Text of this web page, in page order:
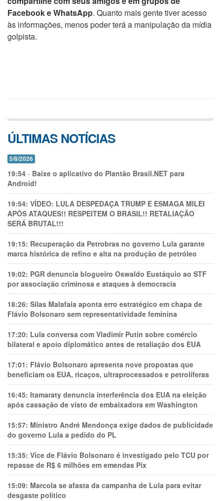
Facebook e WhatsApp. Quanto mais gente tiver acesso
às informações, menos poder terá a manipulação da mídia
golpista.
ÚLTIMAS NOTÍCIAS
5/8/2026
19:54 - Baixe o aplicativo do Plantão Brasil.NET para
Android!
19:54: VÍDEO: LULA DESPEDAÇA TRUMP E ESMAGA MILEI
APÓS ATAQUES!! RESPEITEM O BRASIL!! RETALIAÇÃO
SERÁ BRUTAL!!!
19:15: Recuperação da Petrobras no governo Lula garante
marca histórica de refino e alta na produção de petróleo
19:02: PGR denuncia blogueiro Oswaldo Eustáquio ao STF
por associação criminosa e ataques à democracia
18:26: Silas Malafaia aponta erro estratégico em chapa de
Flávio Bolsonaro sem representatividade feminina
17:20: Lula conversa com Vladimir Putin sobre comércio
bilateral e apoio diplomático antes de retaliação dos EUA
17:01: Flávio Bolsonaro apresenta nove propostas que
beneficiam os EUA, ricaços, ultraprocessados e petrolíferas
16:45: Itamaraty denuncia interferência dos EUA na eleição
após cassação de visto de embaixadora em Washington
15:57: Ministro André Mendonça exige dados de publicidade
do governo Lula a pedido do PL
15:35: Vice de Flávio Bolsonaro é investigado pelo TCU por
repasse de R$ 6 milhões em emendas Pix
15:09: Marcola se afasta da campanha de Lula para evitar
desgaste político